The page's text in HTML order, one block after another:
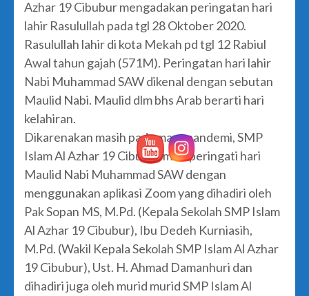
Azhar 19 Cibubur mengadakan peringatan hari
lahir Rasulullah pada tgl 28 Oktober 2020.
Rasulullah lahir di kota Mekah pd tgl 12 Rabiul
Awal tahun gajah (571M). Peringatan hari lahir
Nabi Muhammad SAW dikenal dengan sebutan
Maulid Nabi. Maulid dlm bhs Arab berarti hari
kelahiran.
Dikarenakan masih pada masa pandemi, SMP
Islam Al Azhar 19 Cibubur memperingati hari
Maulid Nabi Muhammad SAW dengan
menggunakan aplikasi Zoom yang dihadiri oleh
Pak Sopan MS, M.Pd. (Kepala Sekolah SMP Islam
Al Azhar 19 Cibubur), Ibu Dedeh Kurniasih,
M.Pd. (Wakil Kepala Sekolah SMP Islam Al Azhar
19 Cibubur), Ust. H. Ahmad Damanhuri dan
dihadiri juga oleh murid murid SMP Islam Al